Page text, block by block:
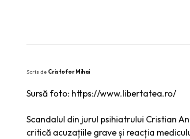
Scris de Cristofor Mihai
Sursă foto: https://www.libertatea.ro/
Scandalul din jurul psihiatru­lui Cristian
critică acuzațiile grave și reacția